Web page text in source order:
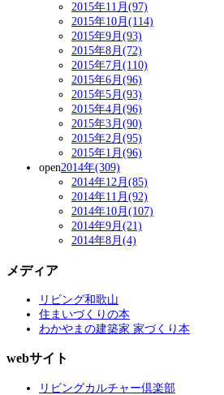
2015年11月(97)
2015年10月(114)
2015年9月(93)
2015年8月(72)
2015年7月(110)
2015年6月(96)
2015年5月(93)
2015年4月(96)
2015年3月(90)
2015年2月(95)
2015年1月(96)
open2014年(309)
2014年12月(85)
2014年11月(92)
2014年10月(107)
2014年9月(21)
2014年8月(4)
メディア
リビング和歌山
住まいづくりの本
わかやまの建築家 家づくり本
webサイト
リビングカルチャー倶楽部